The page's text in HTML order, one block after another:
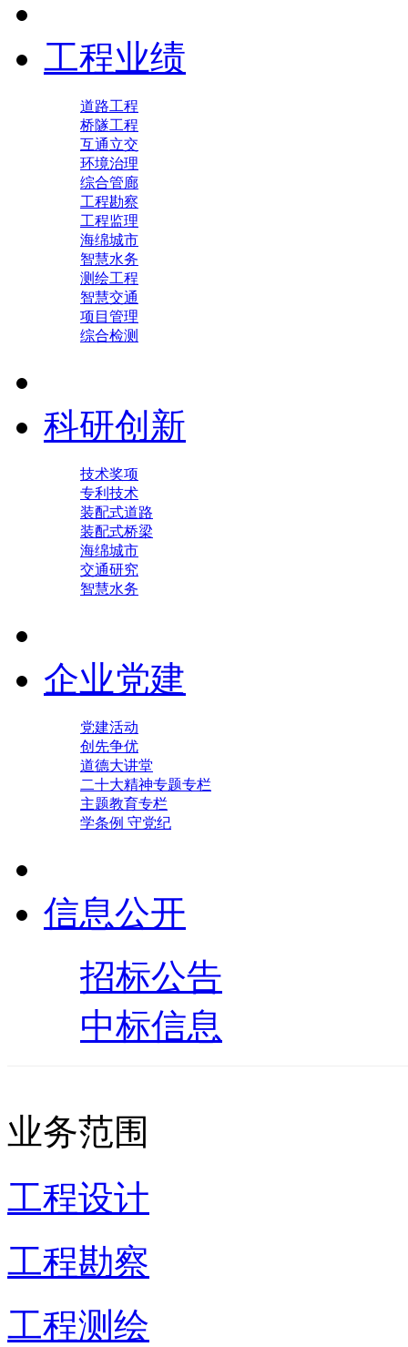
工程业绩
道路工程
桥隧工程
互通立交
环境治理
综合管廊
工程勘察
工程监理
海绵城市
智慧水务
测绘工程
智慧交通
项目管理
综合检测
科研创新
技术奖项
专利技术
装配式道路
装配式桥梁
海绵城市
交通研究
智慧水务
企业党建
党建活动
创先争优
道德大讲堂
二十大精神专题专栏
主题教育专栏
学条例 守党纪
信息公开
招标公告
中标信息
业务范围
工程设计
工程勘察
工程测绘